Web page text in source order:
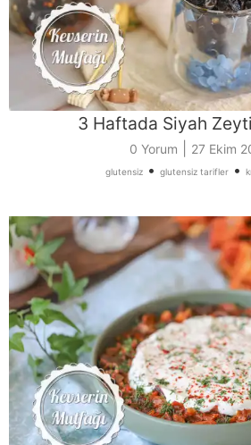
3 Haftada Siyah
0 Yorum 27 Ekim
glutensiz• glutensiz tarifler•